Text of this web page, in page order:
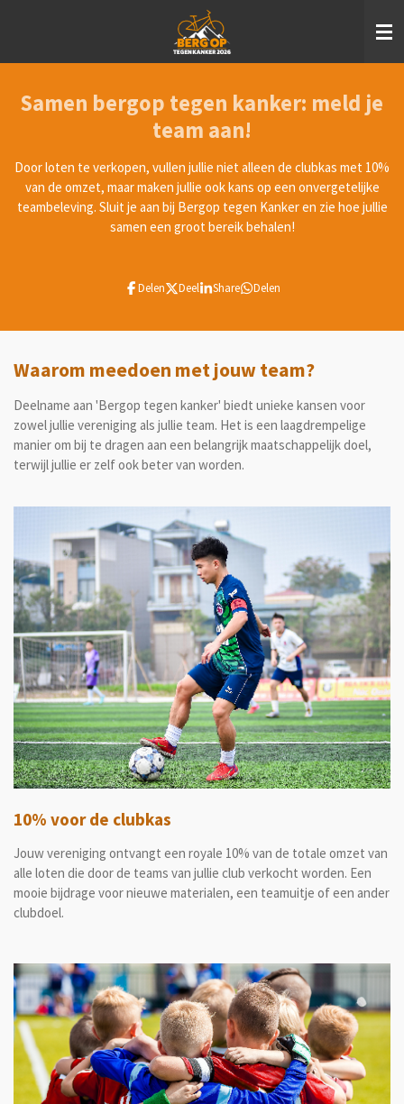
hoofdinhoud
Samen bergop tegen kanker: meld je
team aan!
Door loten te verkopen, vullen jullie niet alleen de clubkas met 10%
van de omzet, maar maken jullie ook kans op een onvergetelijke
teambeleving. Sluit je aan bij Bergop tegen Kanker en zie hoe jullie
samen een groot bereik behalen!
Delen Deel Share Delen
Waarom meedoen met jouw team?
Deelname aan 'Bergop tegen kanker' biedt unieke kansen voor
zowel jullie vereniging als jullie team. Het is een laagdrempelige
manier om bij te dragen aan een belangrijk maatschappelijk doel,
terwijl jullie er zelf ook beter van worden.
10% voor de clubkas
Jouw vereniging ontvangt een royale 10% van de totale omzet van
alle loten die door de teams van jullie club verkocht worden. Een
mooie bijdrage voor nieuwe materialen, een teamuitje of een ander
clubdoel.